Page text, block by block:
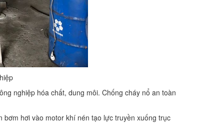
nghiệp hóa chất, dung môi. Chống cháy nổ an toàn
hơi vào motor khí nén tạo lực truyền xuống trục